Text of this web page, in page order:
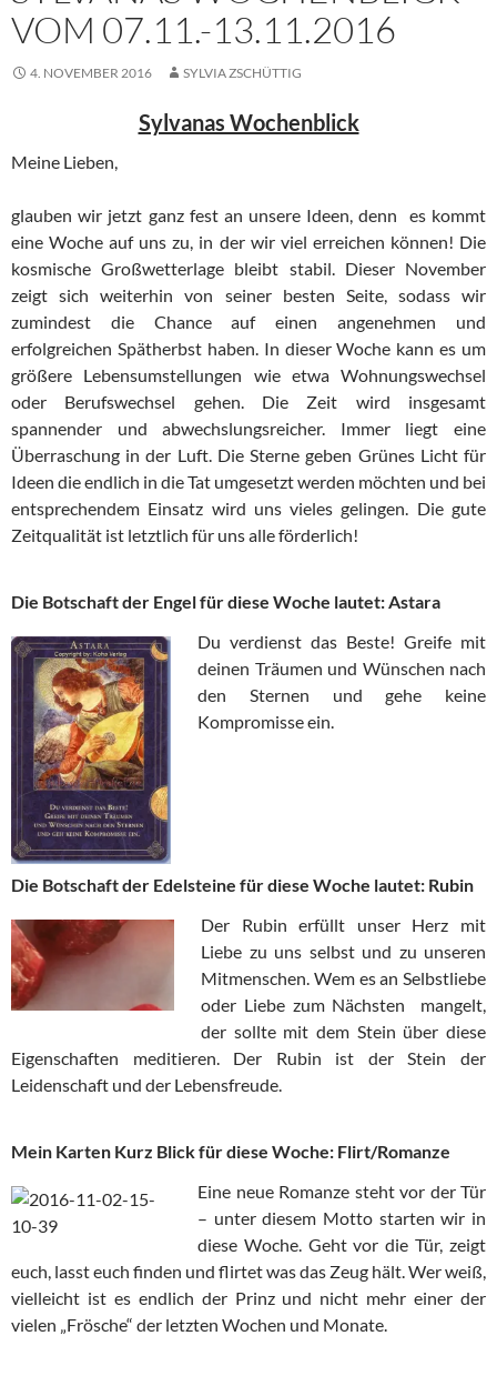
VOM 07.11.-13.11.2016
4. NOVEMBER 2016 SYLVIA ZSCHÜTTIG
Sylvanas Wochenblick
Meine Lieben,
glauben wir jetzt ganz fest an unsere Ideen, denn es kommt
eine Woche auf uns zu, in der wir viel erreichen können! Die
kosmische Großwetterlage bleibt stabil. Dieser November
zeigt sich weiterhin von seiner besten Seite, sodass wir
zumindest die Chance auf einen angenehmen und
erfolgreichen Spätherbst haben. In dieser Woche kann es um
größere Lebensumstellungen wie etwa Wohnungswechsel
oder Berufswechsel gehen. Die Zeit wird insgesamt
spannender und abwechslungsreicher. Immer liegt eine
Überraschung in der Luft. Die Sterne geben Grünes Licht für
Ideen die endlich in die Tat umgesetzt werden möchten und bei
entsprechendem Einsatz wird uns vieles gelingen. Die gute
Zeitqualität ist letztlich für uns alle förderlich!
Die Botschaft der Engel für diese Woche lautet: Astara
Du verdienst das Beste! Greife mit
deinen Träumen und Wünschen nach
den Sternen und gehe keine
Kompromisse ein.
Die Botschaft der Edelsteine für diese Woche lautet: Rubin
Der Rubin erfüllt unser Herz mit
Liebe zu uns selbst und zu unseren
Mitmenschen. Wem es an Selbstliebe
oder Liebe zum Nächsten mangelt,
der sollte mit dem Stein über diese
Eigenschaften meditieren. Der Rubin ist der Stein der
Leidenschaft und der Lebensfreude.
Mein Karten Kurz Blick für diese Woche: Flirt/Romanze
Eine neue Romanze steht vor der Tür
– unter diesem Motto starten wir in
diese Woche. Geht vor die Tür, zeigt
euch, lasst euch finden und flirtet was das Zeug hält. Wer weiß,
vielleicht ist es endlich der Prinz und nicht mehr einer der
vielen „Frösche“ der letzten Wochen und Monate.